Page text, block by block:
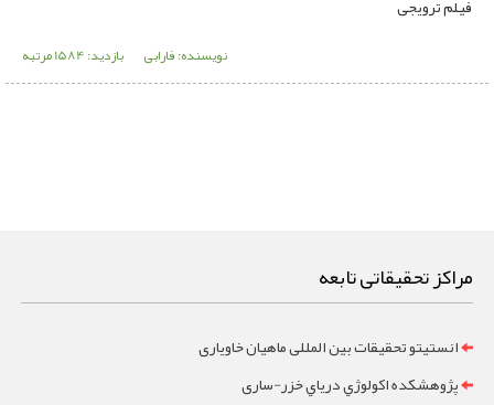
فیلم ترویجی
نویسنده: فارابی بازدید: 1584 مرتبه
مراکز تحقیقاتی تابعه
انستیتو تحقیقات بین المللی ماهیان خاویاری
پژوهشکده اکولوژي درياي خزر-ساری